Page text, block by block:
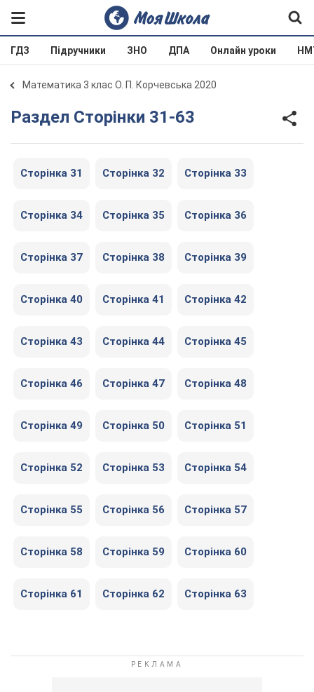
ГДЗ Підручники ЗНО ДПА Онлайн уроки
Математика 3 клас О. П. Корчевська 2020
Раздел Сторінки 31-63
Сторінка 31 Сторінка 32 Сторінка 33
Сторінка 34 Сторінка 35 Сторінка 36
Сторінка 37 Сторінка 38 Сторінка 39
Сторінка 40 Сторінка 41 Сторінка 42
Сторінка 43 Сторінка 44 Сторінка 45
Сторінка 46 Сторінка 47 Сторінка 48
Сторінка 49 Сторінка 50 Сторінка 51
Сторінка 52 Сторінка 53 Сторінка 54
Сторінка 55 Сторінка 56 Сторінка 57
Сторінка 58 Сторінка 59 Сторінка 60
Сторінка 61 Сторінка 62 Сторінка 63